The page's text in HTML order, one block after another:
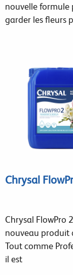
nouvelle formule
garder les fleurs
Chrysal
Chrysal FlowPro
nouveau produit
Tout comme
il est